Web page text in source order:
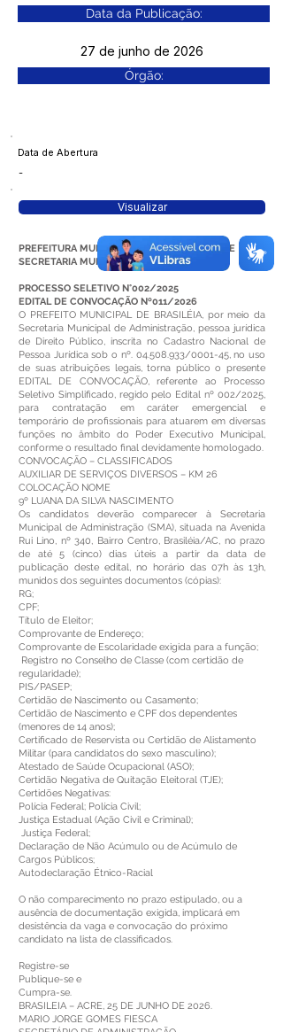
Data da Publicação:
27 de junho de 2026
Órgão:
Data de Abertura
-
Visualizar
PREFEITURA MUNICIPAL DE BRASILÉIA – ACRE
SECRETARIA MUNICIPAL DE ADMINISTRAÇÃO
PROCESSO SELETIVO N°002/2025
EDITAL DE CONVOCAÇÃO Nº011/2026
O PREFEITO MUNICIPAL DE BRASILÉIA, por meio da
Secretaria Municipal de Administração, pessoa jurídica
de Direito Público, inscrita no Cadastro Nacional de
Pessoa Jurídica sob o nº. 04.508.933/0001-45, no uso
de suas atribuições legais, torna público o presente
EDITAL DE CONVOCAÇÃO, referente ao Processo
Seletivo Simplificado, regido pelo Edital nº 002/2025,
para contratação em caráter emergencial e
temporário de profissionais para atuarem em diversas
funções no âmbito do Poder Executivo Municipal,
conforme o resultado final devidamente homologado.
CONVOCAÇÃO – CLASSIFICADOS
AUXILIAR DE SERVIÇOS DIVERSOS – KM 26
COLOCAÇÃO NOME
9º LUANA DA SILVA NASCIMENTO
Os candidatos deverão comparecer à Secretaria
Municipal de Administração (SMA), situada na Avenida
Rui Lino, nº 340, Bairro Centro, Brasiléia/AC, no prazo
de até 5 (cinco) dias úteis a partir da data de
publicação deste edital, no horário das 07h às 13h,
munidos dos seguintes documentos (cópias):
RG;
CPF;
Título de Eleitor;
Comprovante de Endereço;
Comprovante de Escolaridade exigida para a função;
Registro no Conselho de Classe (com certidão de
regularidade);
PIS/PASEP;
Certidão de Nascimento ou Casamento;
Certidão de Nascimento e CPF dos dependentes
(menores de 14 anos);
Certificado de Reservista ou Certidão de Alistamento
Militar (para candidatos do sexo masculino);
Atestado de Saúde Ocupacional (ASO);
Certidão Negativa de Quitação Eleitoral (TJE);
Certidões Negativas:
Polícia Federal; Polícia Civil;
Justiça Estadual (Ação Civil e Criminal);
Justiça Federal;
Declaração de Não Acúmulo ou de Acúmulo de
Cargos Públicos;
Autodeclaração Étnico-Racial
O não comparecimento no prazo estipulado, ou a
ausência de documentação exigida, implicará em
desistência da vaga e convocação do próximo
candidato na lista de classificados.
Registre-se
Publique-se e
Cumpra-se.
BRASILEIA – ACRE, 25 DE JUNHO DE 2026.
MARIO JORGE GOMES FIESCA